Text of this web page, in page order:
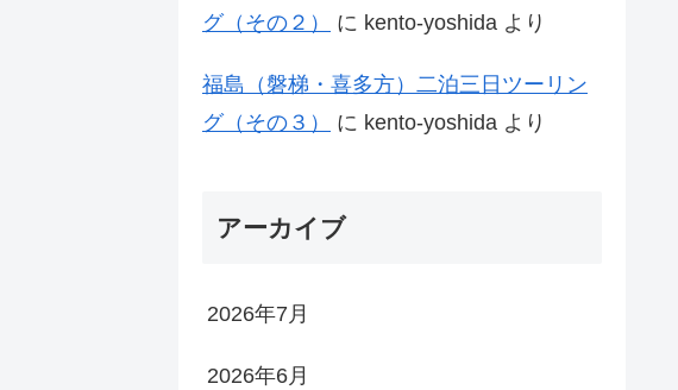
グ（その２）
に kento-yoshida より
福島（磐梯・喜多方）二泊三日ツーリン
グ（その３）
に kento-yoshida より
アーカイブ
2026年7月
2026年6月